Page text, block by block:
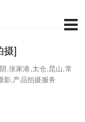
摄]
,张家港,太仓,昆山,常
影,产品拍摄服务